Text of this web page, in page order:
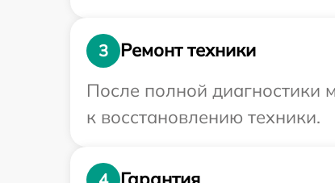
3
Ремонт техники
После полной диагностики
к восстановлению техники.